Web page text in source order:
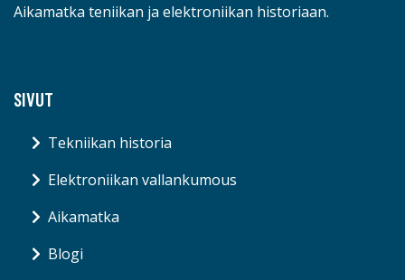
Aikamatka teniikan ja elektroniikan historiaan.
SIVUT
Tekniikan historia
Elektroniikan vallankumous
Aikamatka
Blogi